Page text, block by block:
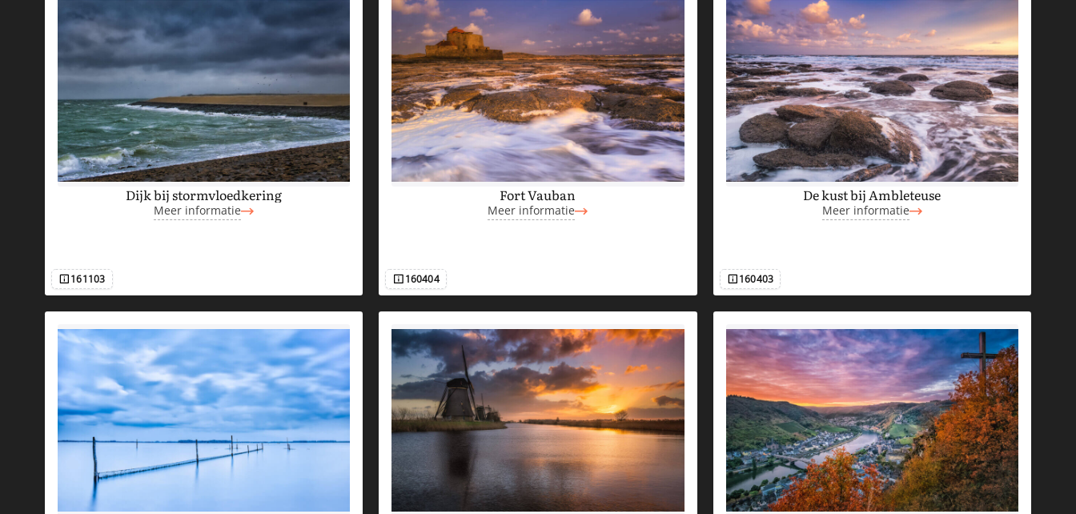
T
M
A
S
T
O
S
Dijk bij stormvloedkering
Meer informatie
Afbeeldingsnummer
161103
Fort Vauban
Meer informatie
Afbeeldingsnummer
160404
De kust bij Ambleteuse
Meer informatie
Afbeeldingsnummer
160403